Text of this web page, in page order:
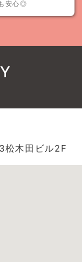
安心◎
松木田ビル2F